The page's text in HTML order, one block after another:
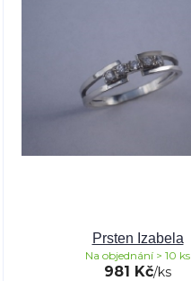
Prsten Izabela
981 Kč/ks
Na objednání > 10 ks